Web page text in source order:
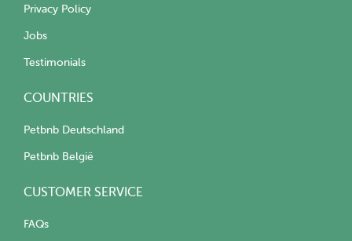
Privacy Policy
Jobs
Testimonials
COUNTRIES
Petbnb Deutschland
Petbnb België
CUSTOMER SERVICE
FAQs